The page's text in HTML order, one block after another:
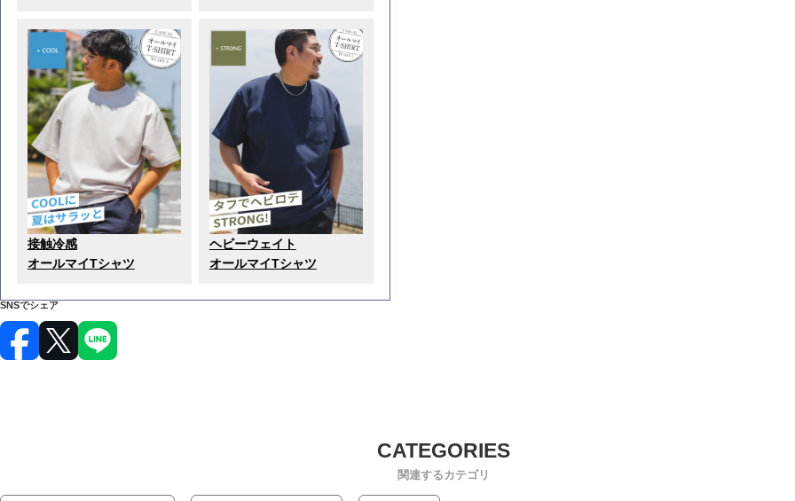
接触冷感
オールマイTシャツ
ヘビーウェイト
オールマイTシャツ
SNSでシェア
関連するカテゴリ